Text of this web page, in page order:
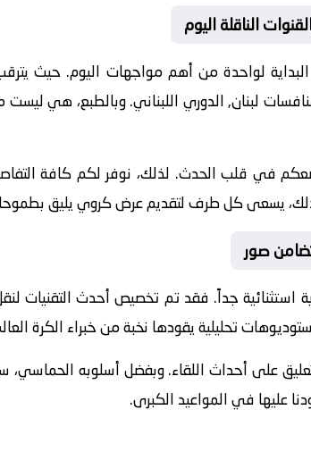
الناقلة اليوم
لواحدة من أهم مواجهات اليوم. حيث
لبنان, الدوري اللبناني. وبالطبع، هي ليست
في قلب الحدث. لذلك، نوفر لكم كافة التفاصيل
لذلك، يسعى كل طرف لتقديم عرض كروي يليق
صور
استثنائية جداً. فقد تم تخصيص أحدث التقنيات
تحليلية يقودها نخبة من خبراء الكرة
على أحداث اللقاء. وبفضل أسلوبه
عليها في المواعيد الكبرى.